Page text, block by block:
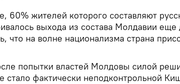
60% жителей которого составляют
выхода из состава Молдавии еще
что на волне национализма страна
попытки властей Молдовы силой
стало фактически неподконтрольной